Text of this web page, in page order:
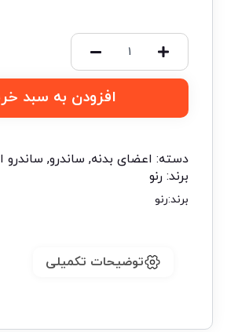
افزودن به سبد
دسته: اعضای بدنه, ساندرو,
برند: رنو
برند:رنو
توضیحات تکمیلی